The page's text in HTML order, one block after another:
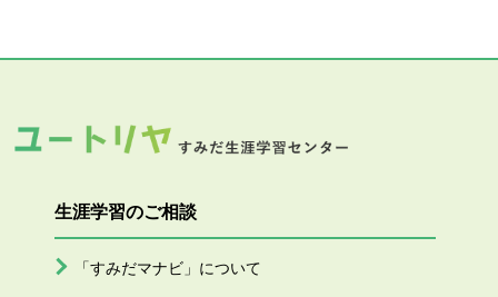
生涯学習のご相談
「すみだマナビ」について